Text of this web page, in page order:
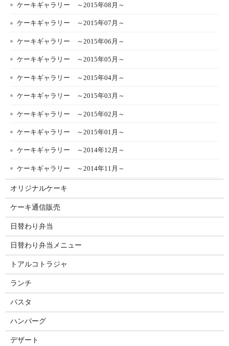
ケーキギャラリー ～2015年08月～
ケーキギャラリー ～2015年07月～
ケーキギャラリー ～2015年06月～
ケーキギャラリー ～2015年05月～
ケーキギャラリー ～2015年04月～
ケーキギャラリー ～2015年03月～
ケーキギャラリー ～2015年02月～
ケーキギャラリー ～2015年01月～
ケーキギャラリー ～2014年12月～
ケーキギャラリー ～2014年11月～
オリジナルケーキ
ケーキ通信販売
日替わり弁当
日替わり弁当メニュー
トアルコトラジャ
ランチ
パスタ
ハンバーグ
デザート